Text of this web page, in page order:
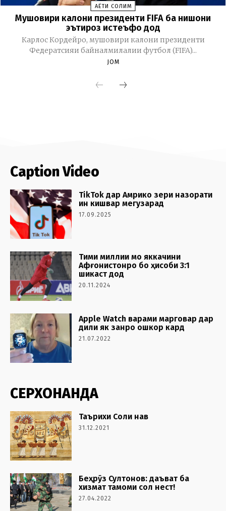
Caption Video
TikTok дар Амрико зери назорати
ин кишвар мегузарад
17.09.2025
Тими миллии мо яккачини
Афғонистонро бо ҳисоби 3:1
шикаст дод
20.11.2024
Apple Watch варами марговар дар
дили як занро ошкор кард
21.07.2022
СЕРХОНАНДА
Таърихи Соли нав
31.12.2021
Беҳрӯз Султонов: даъват ба
хизмат тамоми сол нест!
27.04.2022